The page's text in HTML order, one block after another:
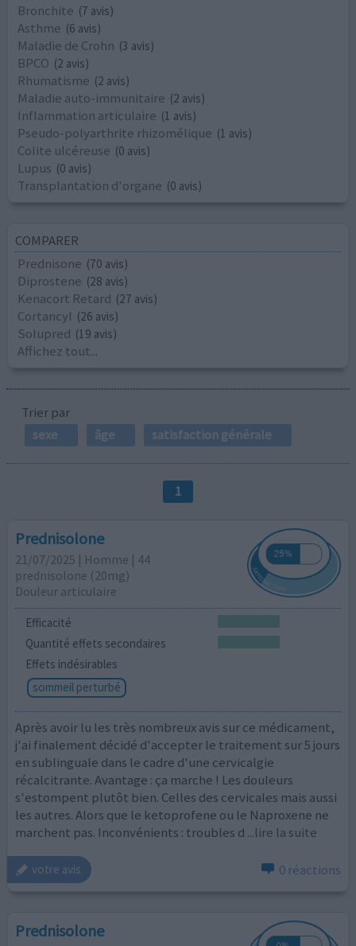
Bronchite (7 avis)
Asthme (6 avis)
Maladie de Crohn (3 avis)
BPCO (2 avis)
Rhumatisme (2 avis)
Maladie auto-immunitaire (2 avis)
Inflammation articulaire (1 avis)
Pseudo-polyarthrite rhizomélique (1 avis)
Colite ulcéreuse (0 avis)
Lupus (0 avis)
Transplantation d'organe (0 avis)
COMPARER
Prednisone (70 avis)
Diprostene (28 avis)
Kenacort Retard (27 avis)
Cortancyl (26 avis)
Solupred (19 avis)
Affichez tout...
Trier par
sexe
âge satisfaction générale
1
Prednisolone
21/07/2025 | Homme | 44
prednisolone (20mg)
Douleur articulaire
Efficacité
Quantité effets secondaires
Effets indésirables
sommeil perturbé
Après avoir lu les très nombreux avis sur ce médicament,
j'ai finalement décidé d'accepter le traitement sur 5 jours
en sublinguale dans le cadre d'une cervicalgie
récalcitrante. Avantage : ça marche ! Les douleurs
s'estompent plutôt bien. Celles des cervicales mais aussi
les autres. Alors que le ketoprofene ou le Naproxene ne
marchent pas. Inconvénients : troubles d ...lire la suite
votre avis 0 réactions
Prednisolone